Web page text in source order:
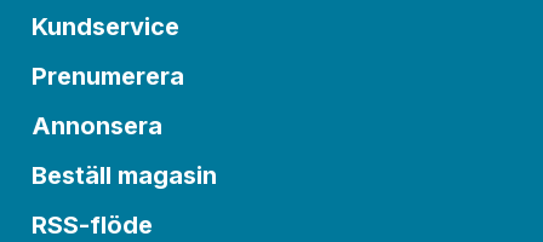
Kundservice
Prenumerera
Annonsera
Beställ magasin
RSS-flöde